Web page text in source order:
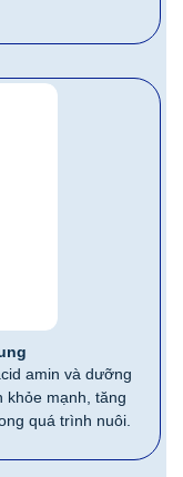
amin và dưỡng
khỏe mạnh, tăng
quá trình nuôi.